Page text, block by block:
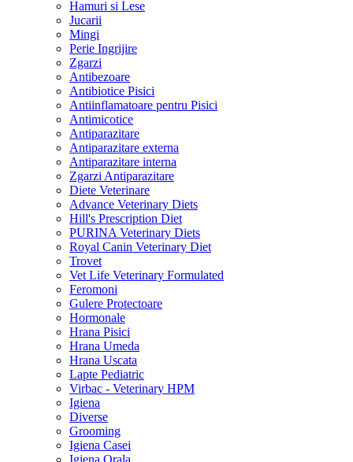
Hamuri si Lese
Jucarii
Mingi
Perie Ingrijire
Zgarzi
Antibezoare
Antibiotice Pisici
Antiinflamatoare pentru Pisici
Antimicotice
Antiparazitare
Antiparazitare externa
Antiparazitare interna
Zgarzi Antiparazitare
Diete Veterinare
Advance Veterinary Diets
Hill's Prescription Diet
PURINA Veterinary Diets
Royal Canin Veterinary Diet
Trovet
Vet Life Veterinary Formulated
Feromoni
Gulere Protectoare
Hormonale
Hrana Pisici
Hrana Umeda
Hrana Uscata
Lapte Pediatric
Virbac - Veterinary HPM
Igiena
Diverse
Grooming
Igiena Casei
Igiena Orala